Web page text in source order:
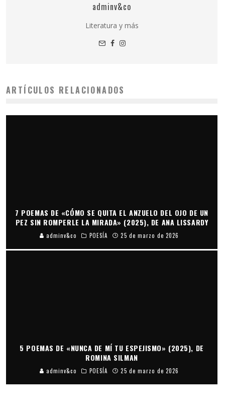
adminv&co
Literatura y más
ARTÍCULOS RELACIONADOS
7 POEMAS DE «CÓMO SE QUITA EL ANZUELO DEL OJO DE UN
PEZ SIN ROMPERLE LA MIRADA» (2025), DE ANA LISSARDY
adminv&co POESÍA 25 de marzo de 2026
5 POEMAS DE «NUNCA DE MÍ TU ESPEJISMO» (2025), DE
ROMINA SILMAN
adminv&co POESÍA 25 de marzo de 2026